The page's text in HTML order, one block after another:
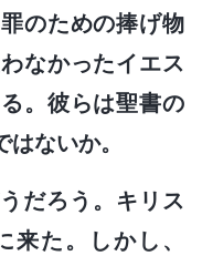
のための捧げ物
なかったイエス
。彼らは聖書の
ないか。
だろう。キリス
来た。しかし、